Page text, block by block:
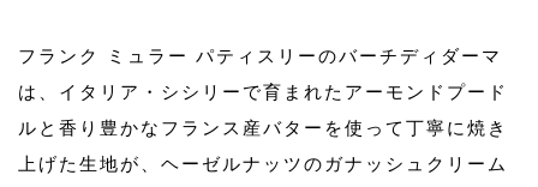
フランク ミュラー パティスリーのバーチディダーマ
は、イタリア・シシリーで育まれたアーモンドプード
ルと香り豊かなフランス産バターを使って丁寧に焼き
上げた生地が、ヘーゼルナッツのガナッシュクリーム